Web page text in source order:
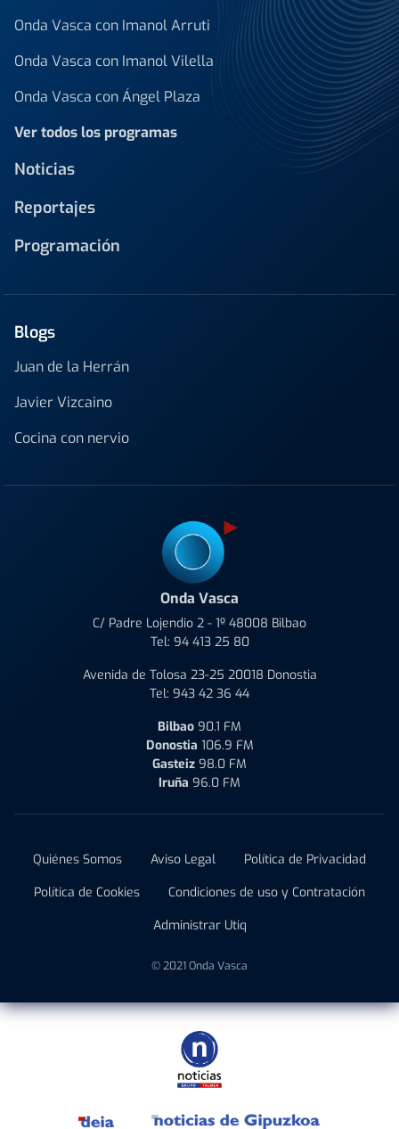
Onda Vasca con Imanol Arruti
Onda Vasca con Imanol Vilella
Onda Vasca con Ángel Plaza
Ver todos los programas
Noticias
Reportajes
Programación
Blogs
Juan de la Herrán
Javier Vizcaino
Cocina con nervio
Onda Vasca
C/ Padre Lojendio 2 - 1º 48008 Bilbao
Tel: 94 413 25 80
Avenida de Tolosa 23-25 20018 Donostia
Tel: 943 42 36 44
Bilbao 90.1 FM
Donostia 106.9 FM
Gasteiz 98.0 FM
Iruña 96.0 FM
Quiénes Somos Aviso Legal
Política de Privacidad
Política de Cookies
Condiciones de uso y Contratación
Administrar Utiq
© 2021 Onda Vasca